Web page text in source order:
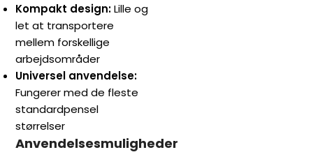
Kompakt design:Lille og
let at transportere
mellem forskellige
arbejdsområder
Universel anvendelse:
Fungerer med de fleste
standardpensel
størrelser
Anvendelsesmuligheder